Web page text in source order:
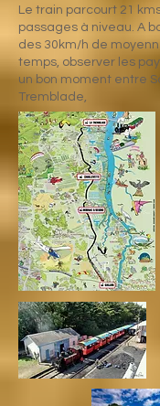
Le train parcourt 21
passages à niveau. A
des 30km/h de
temps, observer les
un bon moment entre
Tremblade,